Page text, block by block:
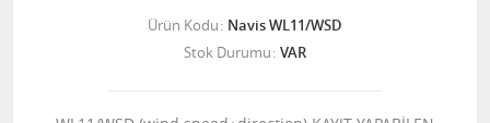
Ürün Kodu Navis WL11/WSD
Stok Durumu VAR